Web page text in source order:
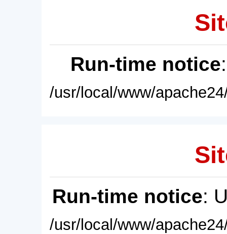
Run-time notice
/usr/local/www/
Run-time notice:
/usr/local/www/